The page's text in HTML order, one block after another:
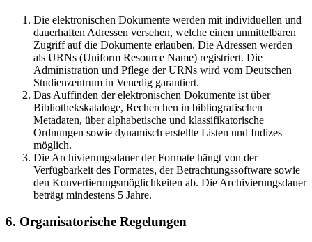
Die elektronischen Dokumente werden mit individuellen und
dauerhaften Adressen versehen, welche einen unmittelbaren
Zugriff auf die Dokumente erlauben. Die Adressen werden
als URNs (Uniform Resource Name) registriert. Die
Administration und Pflege der URNs wird vom Deutschen
Studienzentrum in Venedig garantiert.
Das Auffinden der elektronischen Dokumente ist über
Bibliothekskataloge, Recherchen in bibliografischen
Metadaten, über alphabetische und klassifikatorische
Ordnungen sowie dynamisch erstellte Listen und Indizes
möglich.
Die Archivierungsdauer der Formate hängt von der
Verfügbarkeit des Formates, der Betrachtungssoftware sowie
den Konvertierungsmöglichkeiten ab. Die Archivierungsdauer
beträgt mindestens 5 Jahre.
6. Organisatorische Regelungen